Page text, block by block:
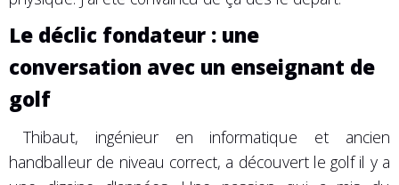
Le déclic fondateur : une
conversation avec un enseignant de
golf
Thibaut, ingénieur en informatique et ancien
handballeur de niveau correct, a découvert le golf il y a